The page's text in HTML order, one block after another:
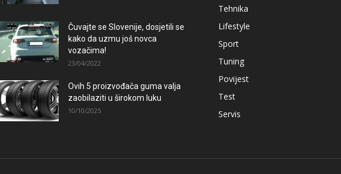
Čuvajte se Slovenije, dosjetili se
kako da uzmu još novca
vozačima!
23/04/2022
Ovih 5 proizvođača guma valja
zaobilaziti u širokom luku
10/10/2025
Tehnika
Lifestyle
Sport
Tuning
Povijest
Test
Servis